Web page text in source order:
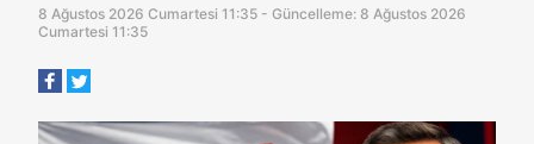
8 Ağustos 2026 Cumartesi 11:35 - Güncelleme: 8 Ağustos 2026
Cumartesi 11:35